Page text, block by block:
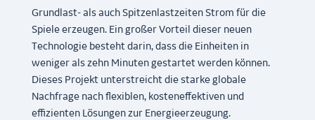
Grundlast- als auch Spitzenlastzeiten Strom für die
Spiele erzeugen. Ein großer Vorteil dieser neuen
Technologie besteht darin, dass die Einheiten in
weniger als zehn Minuten gestartet werden können.
Dieses Projekt unterstreicht die starke globale
Nachfrage nach flexiblen, kosteneffektiven und
effizienten Lösungen zur Energieerzeugung.